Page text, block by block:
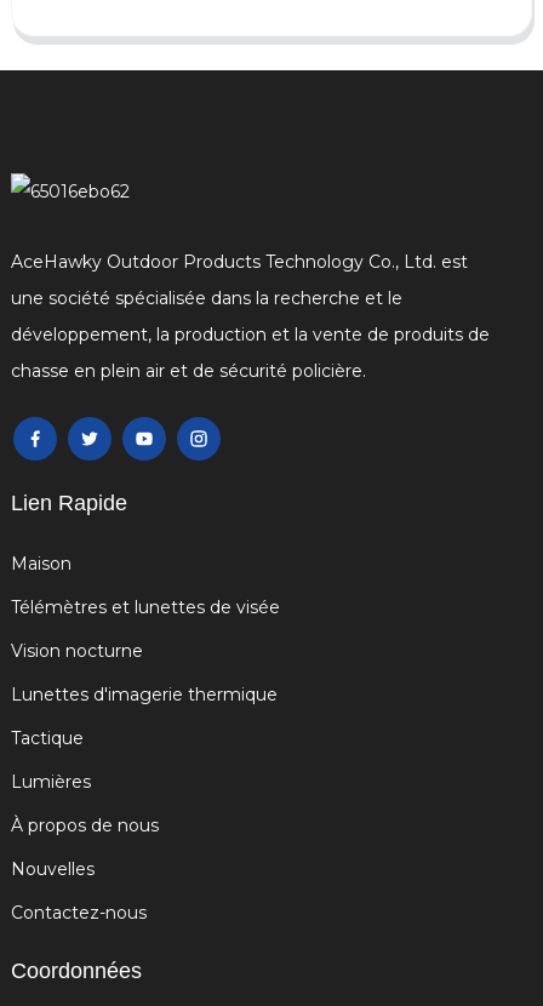
AceHawky Outdoor Products Technology Co., Ltd. est
une société spécialisée dans la recherche et le
développement, la production et la vente de produits de
chasse en plein air et de sécurité policière.
Lien Rapide
Maison
Télémètres et lunettes de visée
Vision nocturne
Lunettes d'imagerie thermique
Tactique
Lumières
À propos de nous
Nouvelles
Contactez-nous
Coordonnées